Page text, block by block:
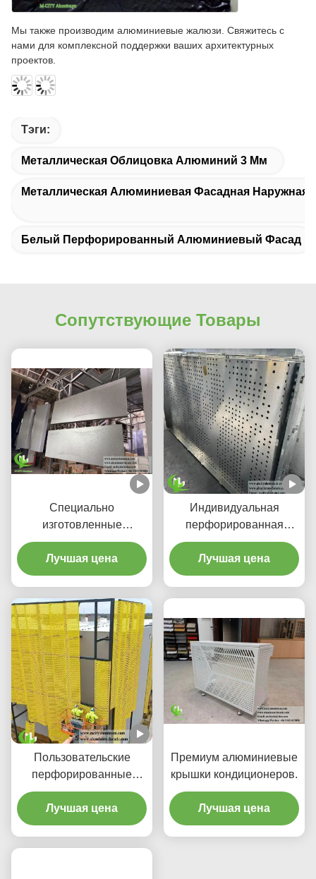
Мы также производим алюминиевые жалюзи. Свяжитесь с
нами для комплексной поддержки ваших архитектурных
проектов.
Тэги:
Металлическая Облицовка Алюминий 3 Мм
Металлическая Алюминиевая Фасадная Наружная
Белый Перфорированный Алюминиевый Фасад
Сопутствующие Товары
Специально
изготовленные
гредиентные
перфорированные
алюминиевые фасады и
Лучшая цена
Индивидуальная
перфорированная
алюминиевая
потолочная система с
подсветкой, встроенным
вырезанными лазером
на станке с ЧПУ
Лучшая цена
Пользовательские
перфорированные
алюминиевые
облицовочные панели с
ЧПУ из сплава 3003
Лучшая цена
Премиум алюминиевые
крышки кондиционеров.
Лучшая цена